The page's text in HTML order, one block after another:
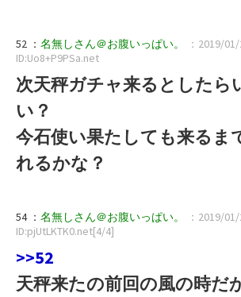
52 ： 名無しさん＠お腹いっぱい。
：2019/
ID:Uo8+P9PSa.net
次天秤ガチャ来るとしたら
い？
今石使い果たしても来るま
れるかな？
54 ： 名無しさん＠お腹いっぱい。
：2019/
ID:pjUtLKTK0.net[4/4]
>>52
天秤来たの前回の風の時だ